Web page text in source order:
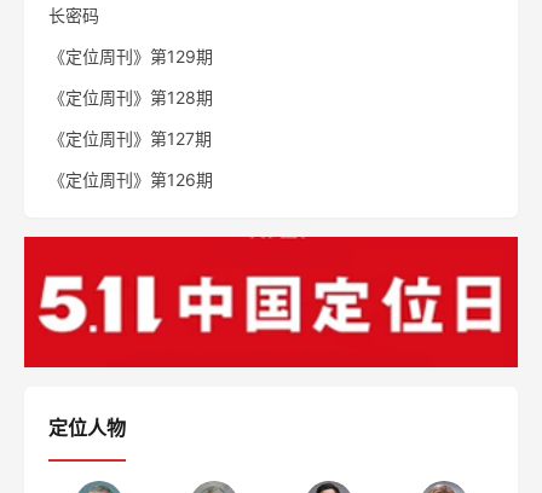
长密码
《定位周刊》第129期
《定位周刊》第128期
《定位周刊》第127期
《定位周刊》第126期
定位人物